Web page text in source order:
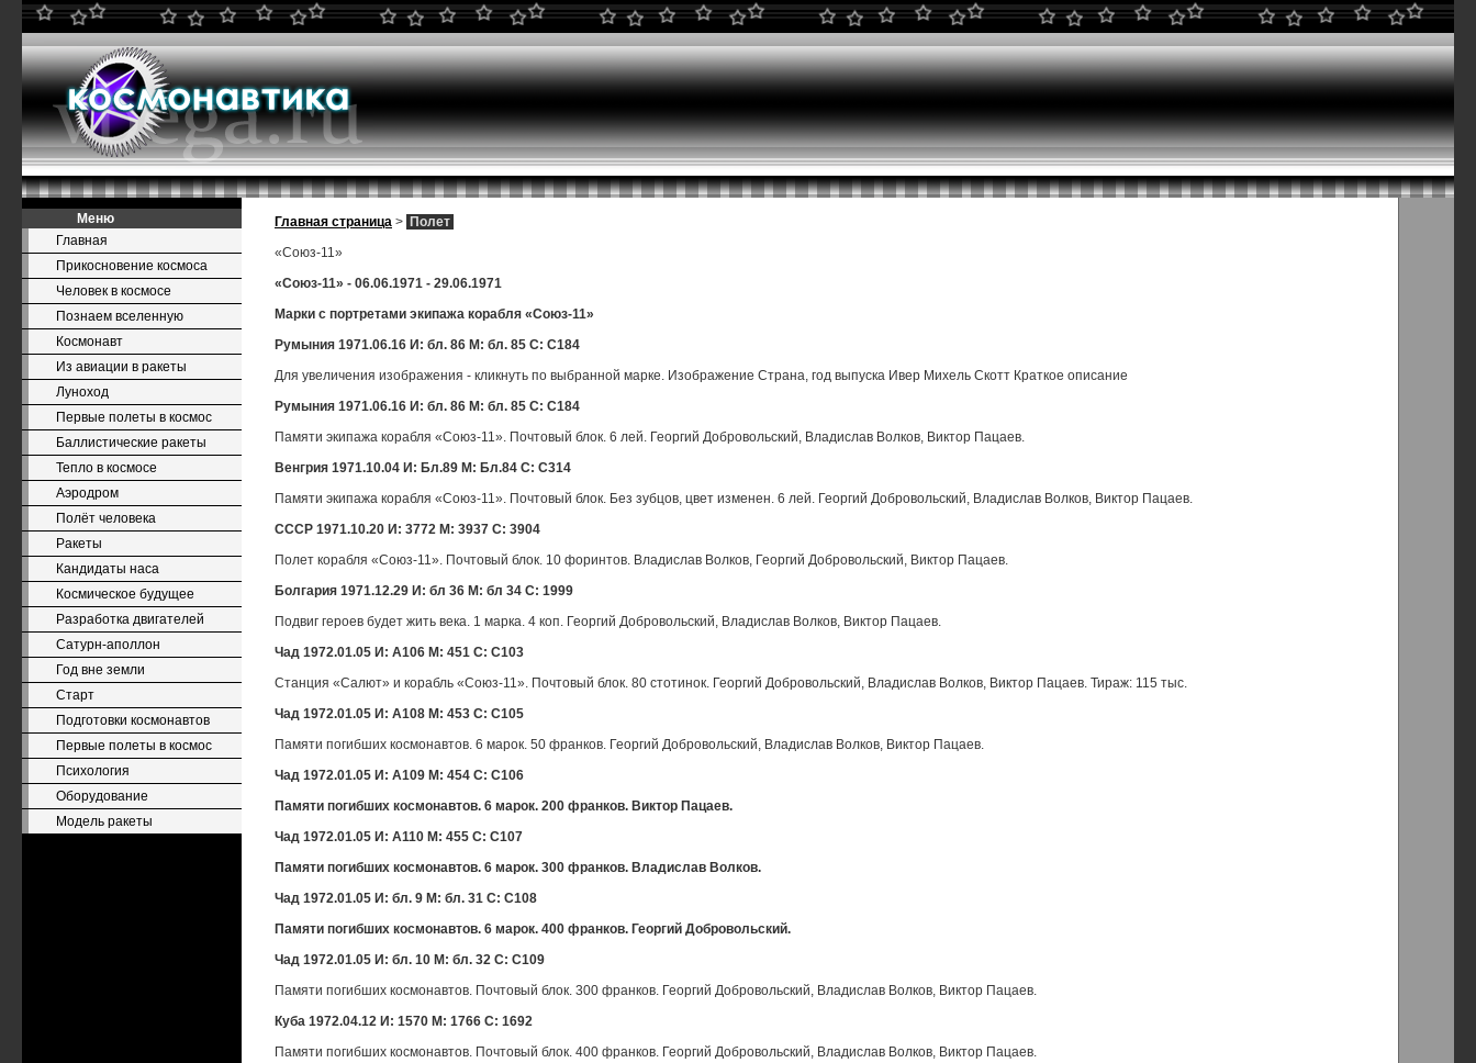
Меню
Главная
Прикосновение космоса
Человек в космосе
Познаем вселенную
Космонавт
Из авиации в ракеты
Луноход
Первые полеты в космос
Баллистические ракеты
Тепло в космосе
Аэродром
Полёт человека
Ракеты
Кандидаты наса
Космическое будущее
Разработка двигателей
Сатурн-аполлон
Год вне земли
Старт
Подготовки космонавтов
Первые полеты в космос
Психология
Оборудование
Модель ракеты
Главная страница > Полет
«Союз-11»
«Союз-11» - 06.06.1971 - 29.06.1971
Марки с портретами экипажа корабля «Союз-11»
Румыния 1971.06.16 И: бл. 86 М: бл. 85 С: C184
Для увеличения изображения - кликнуть по выбранной марке. Изображение Страна, год выпуска Ивер Михель Скотт Краткое описание
Румыния 1971.06.16 И: бл. 86 М: бл. 85 С: C184
Памяти экипажа корабля «Союз-11». Почтовый блок. 6 лей. Георгий Добровольский, Владислав Волков, Виктор Пацаев.
Венгрия 1971.10.04 И: Бл.89 М: Бл.84 С: C314
Памяти экипажа корабля «Союз-11». Почтовый блок. Без зубцов, цвет изменен. 6 лей. Георгий Добровольский, Владислав Волков, Виктор Пацаев.
СССР 1971.10.20 И: 3772 М: 3937 С: 3904
Полет корабля «Союз-11». Почтовый блок. 10 форинтов. Владислав Волков, Георгий Добровольский, Виктор Пацаев.
Болгария 1971.12.29 И: бл 36 М: бл 34 С: 1999
Подвиг героев будет жить века. 1 марка. 4 коп. Георгий Добровольский, Владислав Волков, Виктор Пацаев.
Чад 1972.01.05 И: A106 М: 451 С: C103
Станция «Салют» и корабль «Союз-11». Почтовый блок. 80 стотинок. Георгий Добровольский, Владислав Волков, Виктор Пацаев. Тираж: 115 тыс.
Чад 1972.01.05 И: A108 М: 453 С: C105
Памяти погибших космонавтов. 6 марок. 50 франков. Георгий Добровольский, Владислав Волков, Виктор Пацаев.
Чад 1972.01.05 И: A109 М: 454 С: C106
Памяти погибших космонавтов. 6 марок. 200 франков. Виктор Пацаев.
Чад 1972.01.05 И: A110 М: 455 С: C107
Памяти погибших космонавтов. 6 марок. 300 франков. Владислав Волков.
Чад 1972.01.05 И: бл. 9 М: бл. 31 С: C108
Памяти погибших космонавтов. 6 марок. 400 франков. Георгий Добровольский.
Чад 1972.01.05 И: бл. 10 М: бл. 32 С: C109
Памяти погибших космонавтов. Почтовый блок. 300 франков. Георгий Добровольский, Владислав Волков, Виктор Пацаев.
Куба 1972.04.12 И: 1570 М: 1766 C: 1692
Памяти погибших космонавтов. Почтовый блок. 400 франков. Георгий Добровольский, Владислав Волков, Виктор Пацаев.